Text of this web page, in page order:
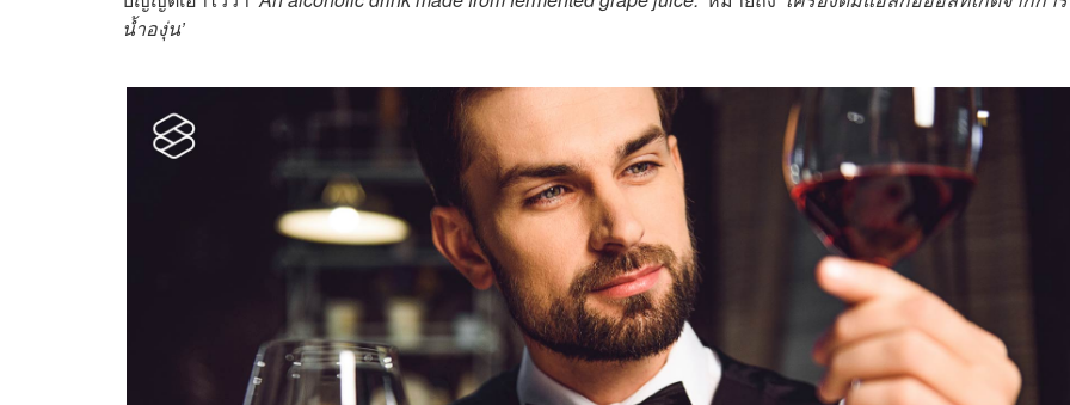
น้ำองุ่น’